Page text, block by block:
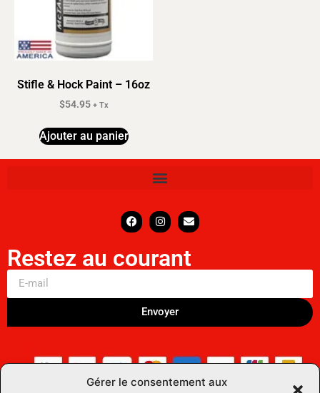
Gérer le consentement aux
Stifle & Hock Paint – 16oz
$54.95 + Tx
Ajouter au panier
Restez au courant
Envoyer